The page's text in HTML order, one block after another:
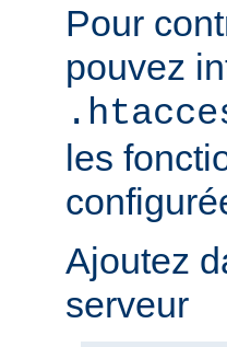
Pour
pouvez
les
Ajoutez
serveur